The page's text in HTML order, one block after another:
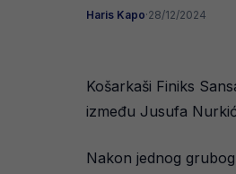
Haris Kapo·28/12/2024
Košarkaši Finiks
između Jusufa
Nakon jednog